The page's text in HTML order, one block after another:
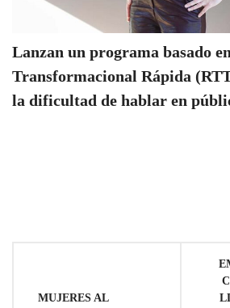
Lanzan un programa basado
Transformacional Rápida
la dificultad de hablar en
MUJERES AL